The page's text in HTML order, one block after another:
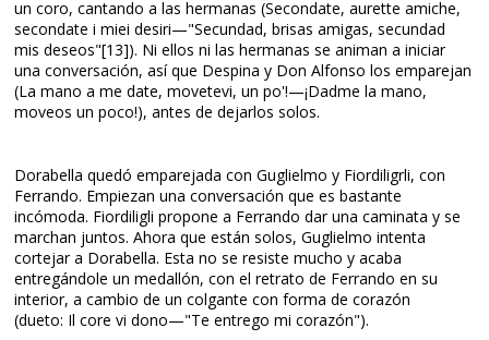
un coro, cantando a las hermanas (Secondate, aurette amiche,
secondate i miei desiri—"Secundad, brisas amigas, secundad
mis deseos"[13]​). Ni ellos ni las hermanas se animan a iniciar
una conversación, así que Despina y Don Alfonso los emparejan
(La mano a me date, movetevi, un po'!—¡Dadme la mano,
moveos un poco!), antes de dejarlos solos.
Dorabella quedó emparejada con Guglielmo y Fiordiligrli, con
Ferrando. Empiezan una conversación que es bastante
incómoda. Fiordiligli propone a Ferrando dar una caminata y se
marchan juntos. Ahora que están solos, Guglielmo intenta
cortejar a Dorabella. Esta no se resiste mucho y acaba
entregándole un medallón, con el retrato de Ferrando en su
interior, a cambio de un colgante con forma de corazón
(dueto: Il core vi dono—"Te entrego mi corazón").